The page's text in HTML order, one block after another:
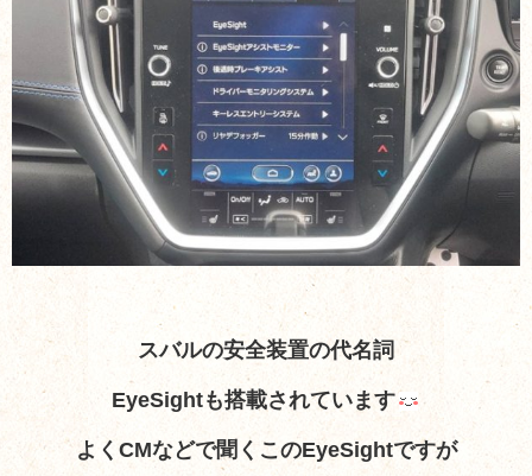
スバルの安全装置の代名詞
EyeSightも搭載されています
よくCMなどで聞くこのEyeSightですが